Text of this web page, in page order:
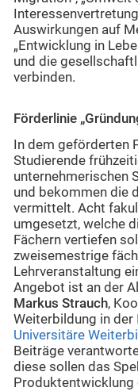
Auswirkungen auf
„Entwicklung in
und die
verbinden.
Förderlinie
In dem geförderten
Studierende
unternehmerischen
und bekommen die
vermittelt. Acht
umgesetzt, welche
Fächern vertiefen
zweisemestrige
Lehrveranstaltung
Angebot ist an der
Markus Strauch,
Weiterbildung in der
Universitäre
Beiträge
diese sollen das
Produktentwicklung